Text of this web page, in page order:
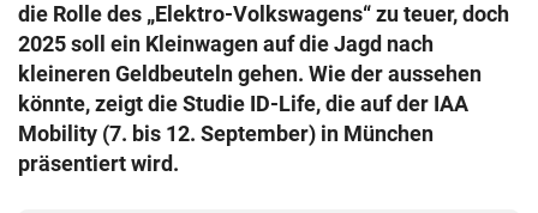
© Krone Multimedia GmbH & Co KG 2026
Muthgasse 2, 1190 Wien
die Rolle des „Elektro-Volkswagens“ zu teuer, doch
2025 soll ein Kleinwagen auf die Jagd nach
kleineren Geldbeuteln gehen. Wie der aussehen
könnte, zeigt die Studie ID-Life, die auf der IAA
Mobility (7. bis 12. September) in München
präsentiert wird.